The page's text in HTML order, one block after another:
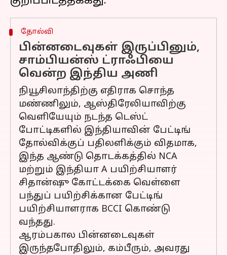
தோல்வி
பின்னடைவுகள் இருப்பினும்,
சாம்பியன்ஸ் ட்ராஃபியை
வென்ற இந்திய அணி
நியூசிலாந்திற்கு எதிராக சொந்த
மண்ணிலும், ஆஸ்திரேலியாவிற்கு
வெளியேயும் நடந்த டெஸ்ட்
போட்டிகளில் இந்தியாவின் பேட்டிங்
தோல்விக்குப் பதிலளிக்கும் விதமாக,
இந்த ஆண்டு தொடக்கத்தில் NCA
மற்றும் இந்தியா A பயிற்சியாளர்
சிதான்ஷு கோட்டக்கை வெள்ளை
பந்துப் பயிற்சிக்கான பேட்டிங்
பயிற்சியாளராக BCCI கொண்டு
வந்தது.
ஆரம்பகால பின்னடைவுகள்
இருந்தபோதிலும், கம்பீரும், அவரது